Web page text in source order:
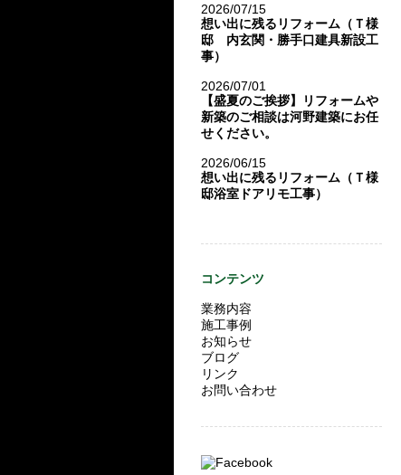
2026/07/15
想い出に残るリフォーム（Ｔ様
邸 内玄関・勝手口建具新設工
事）
2026/07/01
【盛夏のご挨拶】リフォームや
新築のご相談は河野建築にお任
せください。
2026/06/15
想い出に残るリフォーム（Ｔ様
邸浴室ドアリモ工事）
コンテンツ
業務内容
施工事例
お知らせ
ブログ
リンク
お問い合わせ